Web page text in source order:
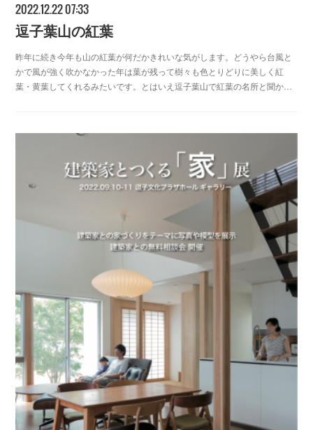
2022.12.22 07:33
逗子葉山の紅葉
昨年に続き今年も山の紅葉が何だかきれいな気がします。どうやら台風と
かで風が強く吹かなかった年は葉が残って樹々も色とりどりに美しく紅
葉・黄葉してくれるみたいです。とはいえ逗子葉山で紅葉の名所と聞か…